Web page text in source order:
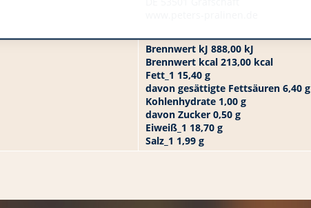
Brennwert kJ 888,00 kJ
Brennwert kcal 213,00 kcal
Fett_1 15,40 g
davon gesättigte Fettsäuren 6,40 g
Kohlenhydrate 1,00 g
davon Zucker 0,50 g
Eiweiß_1 18,70 g
Salz_1 1,99 g